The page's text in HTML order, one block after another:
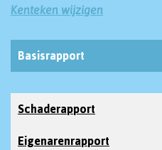
Kenteken wijzigen
Basisrapport
Schaderapport
Eigenarenrapport